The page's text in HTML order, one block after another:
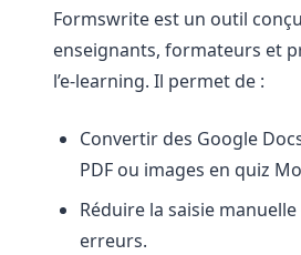
Formswrite est un outil
enseignants, formateurs et
l’e-learning. Il permet de :
Convertir des Google
PDF ou images en quiz
Réduire la saisie
erreurs.